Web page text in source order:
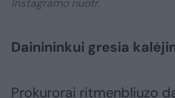
Instagramo nuotr.
Dainininkui gresia
Prokurorai ritmenbliuzo